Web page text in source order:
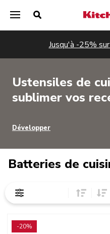
Jusqu'à -25%
Ustensiles de
sublimer vos
Développer
Batteries de
Sort
-20%